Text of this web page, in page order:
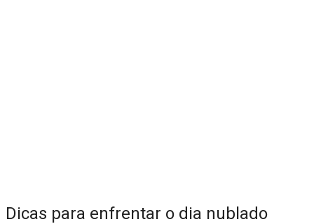
Dicas para enfrentar o dia nublado